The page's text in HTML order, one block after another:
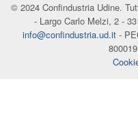
© 2024 Confindustria Udine.
- Largo Carlo Melzi, 2 -
info@confindustria.ud.it -